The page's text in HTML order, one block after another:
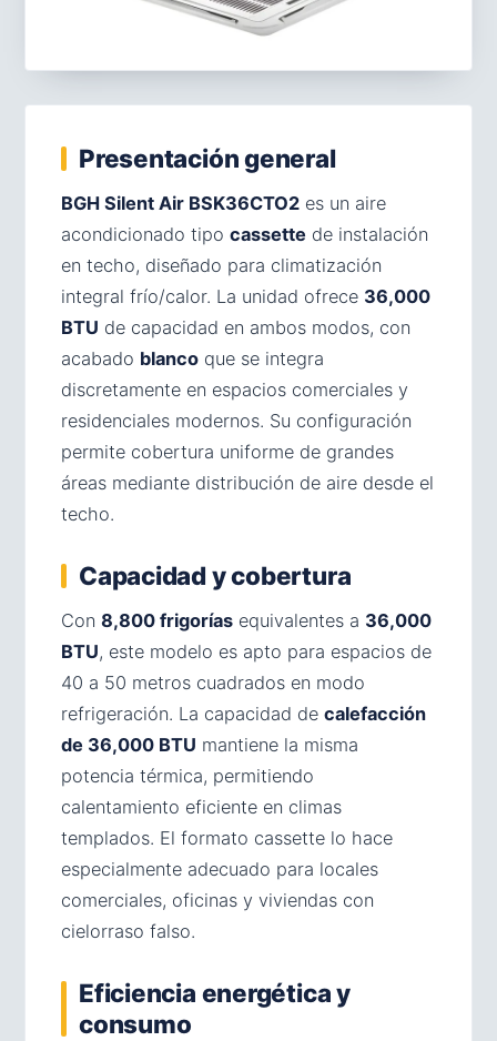
Presentación general
BGH Silent Air BSK36CTO2 es un aire
acondicionado tipo cassette de instalación
en techo, diseñado para climatización
integral frío/calor. La unidad ofrece 36,000
BTU de capacidad en ambos modos, con
acabado blanco que se integra
discretamente en espacios comerciales y
residenciales modernos. Su configuración
permite cobertura uniforme de grandes
áreas mediante distribución de aire desde el
techo.
Capacidad y cobertura
Con 8,800 frigorías equivalentes a 36,000
BTU, este modelo es apto para espacios de
40 a 50 metros cuadrados en modo
refrigeración. La capacidad de calefacción
de 36,000 BTU mantiene la misma
potencia térmica, permitiendo
calentamiento eficiente en climas
templados. El formato cassette lo hace
especialmente adecuado para locales
comerciales, oficinas y viviendas con
cielorraso falso.
Eficiencia energética y
consumo